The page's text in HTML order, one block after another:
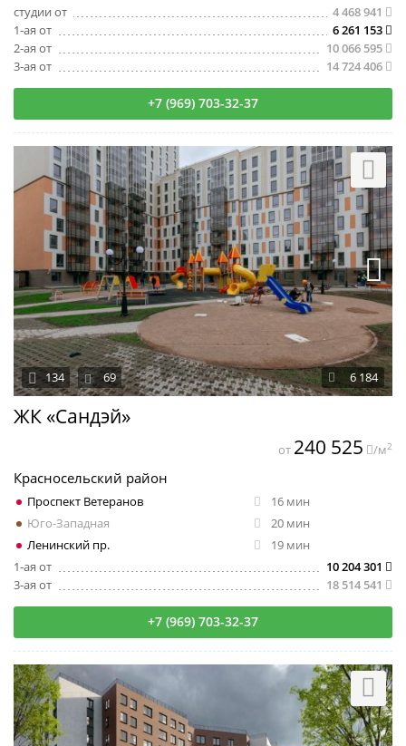
студии от
4 468 941
1-ая от
6 261 153
2-ая от
10 066 595
3-ая от
14 724 406
+7 (969) 703-32-37
ЖК «Сандэй»
6 184
134 69
Красносельский район
Проспект Ветеранов
16 мин
Юго-Западная
20 мин
Ленинский пр.
19 мин
1-ая от
10 204 301
3-ая от
18 514 541
от 240 525 /м2
+7 (969) 703-32-37